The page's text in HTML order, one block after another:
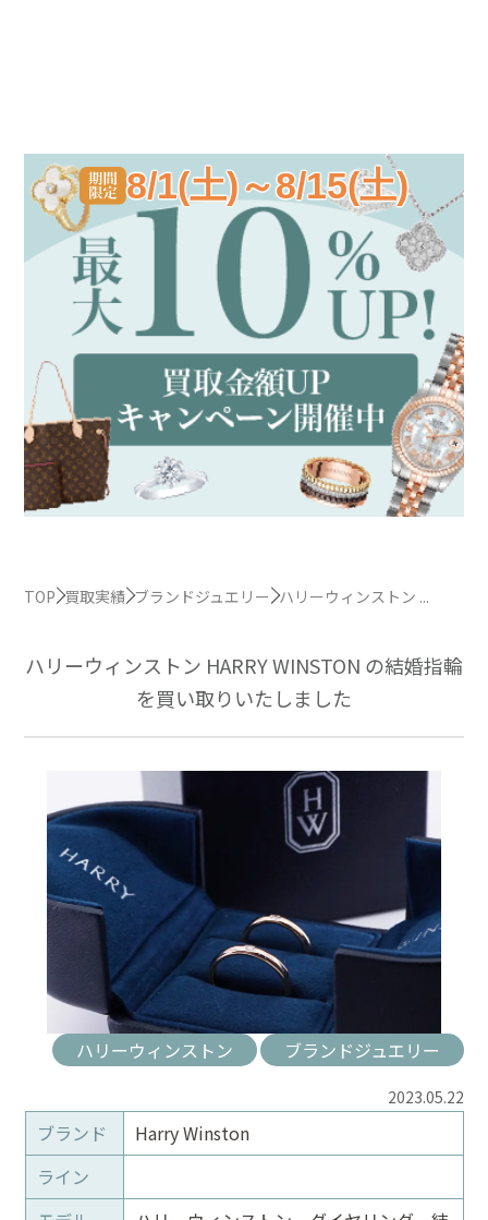
8/1(土)～8/15(土)
TOP 買取実績 ブランドジュエリー ハリーウィンストン ...
ハリーウィンストン HARRY WINSTON の結婚指輪
を買い取りいたしました
ハリーウィンストン ブランドジュエリー
2023.05.22
ブランド
Harry Winston
ライン